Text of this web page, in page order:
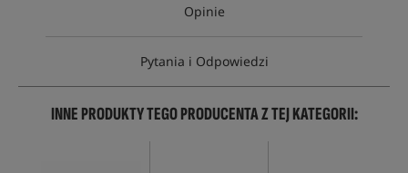
Opinie
Pytania i Odpowiedzi
INNE PRODUKTY TEGO PRODUCENTA Z TEJ KATEGORII: